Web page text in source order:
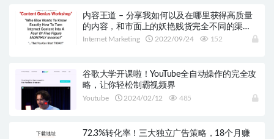
内容王道 – 分享我如何以及在哪里获得高质量
的内容，和市面上的妖艳贱货完全不同的渠
道！
Internet Marketing 2022/09/24 152
谷歌大学开课啦！YouTube全自动操作的完全攻
略，让你轻松制霸视频界
Youtube 2024/02/12 485
72.3%转化率！三大独立广告策略，18个月赚